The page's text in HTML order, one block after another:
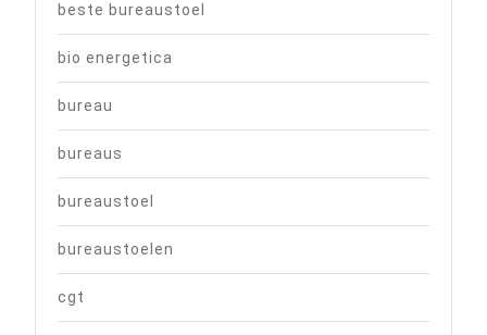
beste bureaustoel
bio energetica
bureau
bureaus
bureaustoel
bureaustoelen
cgt